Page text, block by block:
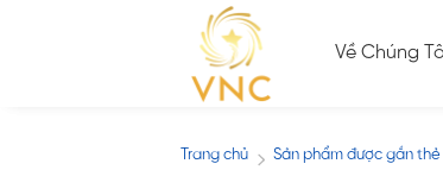
Về Chúng
Trang chủ / Sản phẩm được gắn thẻ